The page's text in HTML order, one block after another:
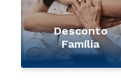
Desconto
Família